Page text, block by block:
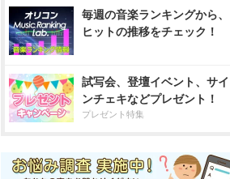
毎週の音楽ランキングから、
ヒットの推移をチェック！
試写会、登壇イベント、サイ
ンチェキなどプレゼント！
プレゼント特集